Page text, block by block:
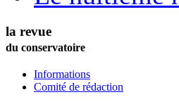
la revue
du conservatoire
Informations
Comité de rédaction